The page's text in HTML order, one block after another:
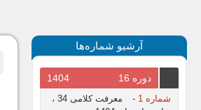
آرشیو شماره‌ها
دوره 16 1404
شماره 1 -
معرفت کلامی 34 ،